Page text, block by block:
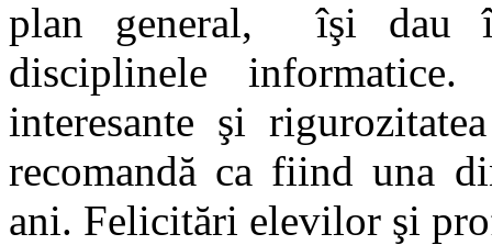
plan general, îşi dau
disciplinele
interesante şi
recomandă ca fiind una
ani. Felicitări elevilor şi